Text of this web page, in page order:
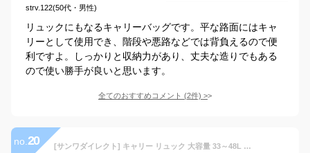
strv.122(50代・男性)
リュックにもなるキャリーバッグです。平な路面にはキャ
リーとして使用でき、階段や悪路などでは背負えるので便
利ですよ。しっかりと収納力があり、丈夫な造りでもある
ので使い勝手が良いと思います。
全てのおすすめコメント (2件) >
no. 20 [サンワダイレクト] キャリー リュック 大容量 33～48L マチ拡張 機内持ち込み 13.3型PC対応 ネイビー 200-BAGCR006NV